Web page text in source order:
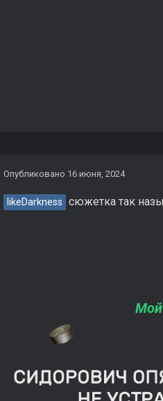
Опубликовано 16 июня, 2024
likeDarkness сюжетка так